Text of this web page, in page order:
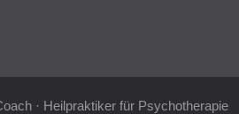
· Heilpraktiker für Psychotherapie